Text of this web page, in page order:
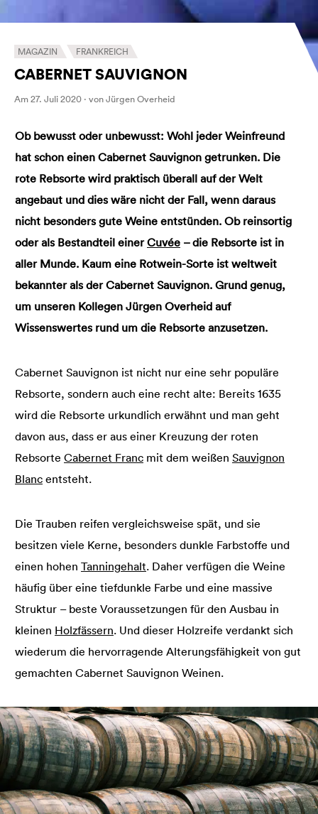
MAGAZIN FRANKREICH
CABERNET SAUVIGNON
Am 27. Juli 2020 · von Jürgen Overheid
Ob bewusst oder unbewusst: Wohl jeder Weinfreund
hat schon einen Cabernet Sauvignon getrunken. Die
rote Rebsorte wird praktisch überall auf der Welt
angebaut und dies wäre nicht der Fall, wenn daraus
nicht besonders gute Weine entstünden. Ob reinsortig
oder als Bestandteil einerCuvée – die Rebsorte ist in
aller Munde. Kaum eine Rotwein-Sorte ist weltweit
bekannter als der Cabernet Sauvignon. Grund genug,
um unseren Kollegen Jürgen Overheid auf
Wissenswertes rund um die Rebsorte anzusetzen.
Cabernet Sauvignon ist nicht nur eine sehr populäre
Rebsorte, sondern auch eine recht alte: Bereits 1635
wird die Rebsorte urkundlich erwähnt und man geht
davon aus, dass er aus einer Kreuzung der roten
Rebsorte Cabernet Franc mit dem weißen Sauvignon
Blanc entsteht.
Die Trauben reifen vergleichsweise spät, und sie
besitzen viele Kerne, besonders dunkle Farbstoffe und
einen hohen Tanningehalt. Daher verfügen die Weine
häufig über eine tiefdunkle Farbe und eine massive
Struktur – beste Voraussetzungen für den Ausbau in
kleinen Holzfässern. Und dieser Holzreife verdankt sich
wiederum die hervorragende Alterungsfähigkeit von gut
gemachten Cabernet Sauvignon Weinen.